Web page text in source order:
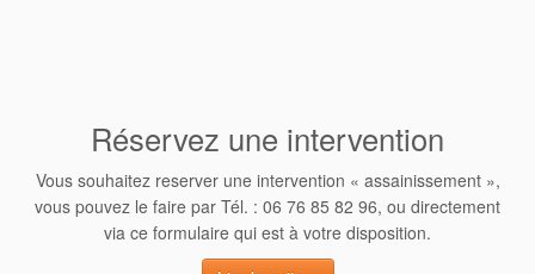
Réservez une intervention
Vous souhaitez reserver une intervention « assainissement »,
vous pouvez le faire par Tél. : 06 76 85 82 96, ou directement
via ce formulaire qui est à votre disposition.